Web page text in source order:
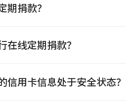
期捐款？
在线定期捐款？
信用卡信息处于安全状态？